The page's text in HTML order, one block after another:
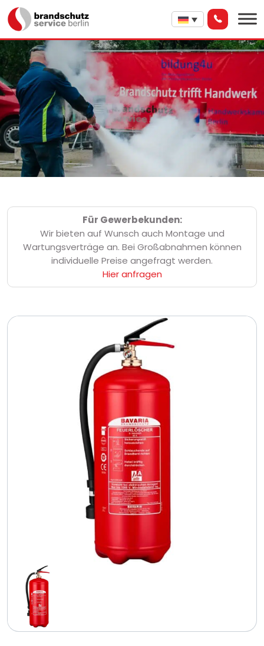
Für Gewerbekunden:
Wir bieten auf Wunsch auch Montage und
Wartungsverträge an. Bei Großabnahmen können
individuelle Preise angefragt werden.
Hier anfragen